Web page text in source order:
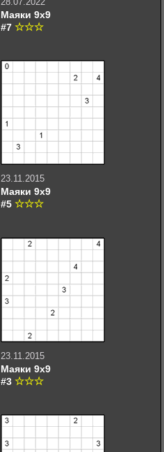
Маяки 9х9
#7
23.11.2015
Маяки 9х9
#5
23.11.2015
Маяки 9х9
#3